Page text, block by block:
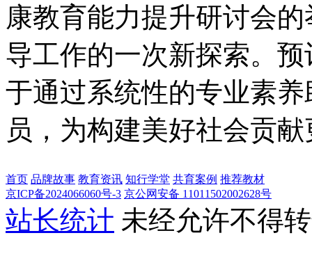
康教育能力提升研讨会
导工作的一次新探索。
于通过系统性的专业素
员，为构建美好社会贡
首页 品牌故事 教育资讯 知行学堂 共育案例 推荐教材
京ICP备2024066060号-3 京公网安备 11011502002628号
站长统计 未经允许不得